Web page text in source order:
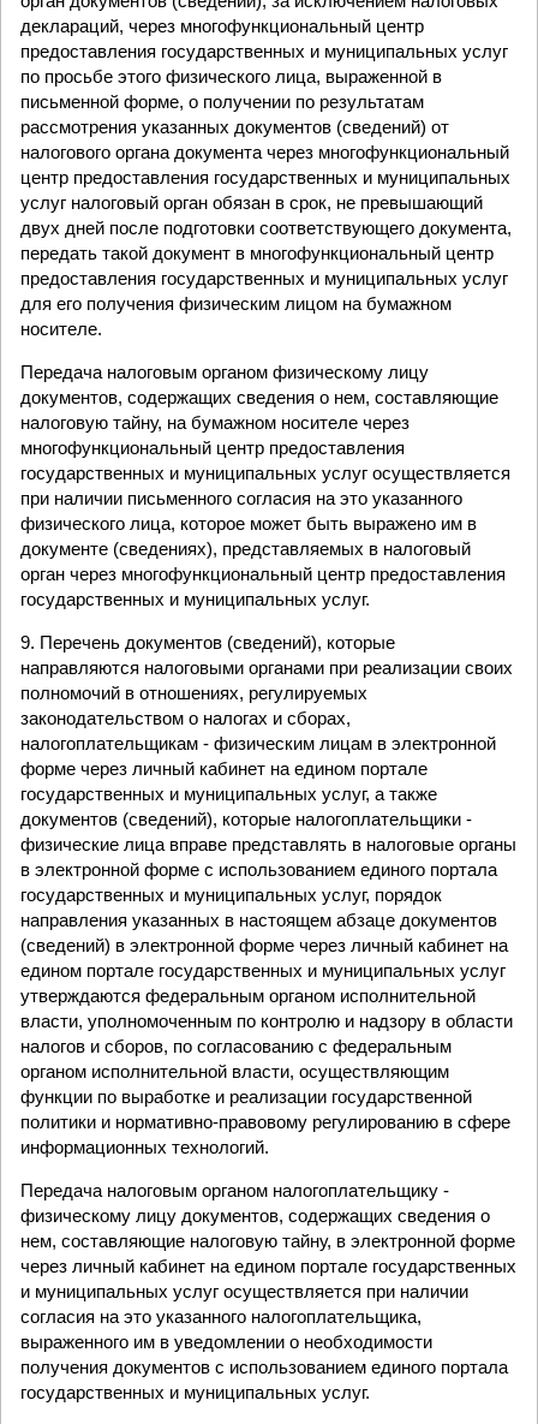
деклараций, через многофункциональный центр
предоставления государственных и муниципальных услуг
по просьбе этого физического лица, выраженной в
письменной форме, о получении по результатам
рассмотрения указанных документов (сведений) от
налогового органа документа через многофункциональный
центр предоставления государственных и муниципальных
услуг налоговый орган обязан в срок, не превышающий
двух дней после подготовки соответствующего документа,
передать такой документ в многофункциональный центр
предоставления государственных и муниципальных услуг
для его получения физическим лицом на бумажном
носителе.
Передача налоговым органом физическому лицу
документов, содержащих сведения о нем, составляющие
налоговую тайну, на бумажном носителе через
многофункциональный центр предоставления
государственных и муниципальных услуг осуществляется
при наличии письменного согласия на это указанного
физического лица, которое может быть выражено им в
документе (сведениях), представляемых в налоговый
орган через многофункциональный центр предоставления
государственных и муниципальных услуг.
9. Перечень документов (сведений), которые
направляются налоговыми органами при реализации своих
полномочий в отношениях, регулируемых
законодательством о налогах и сборах,
налогоплательщикам - физическим лицам в электронной
форме через личный кабинет на едином портале
государственных и муниципальных услуг, а также
документов (сведений), которые налогоплательщики -
физические лица вправе представлять в налоговые органы
в электронной форме с использованием единого портала
государственных и муниципальных услуг, порядок
направления указанных в настоящем абзаце документов
(сведений) в электронной форме через личный кабинет на
едином портале государственных и муниципальных услуг
утверждаются федеральным органом исполнительной
власти, уполномоченным по контролю и надзору в области
налогов и сборов, по согласованию с федеральным
органом исполнительной власти, осуществляющим
функции по выработке и реализации государственной
политики и нормативно-правовому регулированию в сфере
информационных технологий.
Передача налоговым органом налогоплательщику -
физическому лицу документов, содержащих сведения о
нем, составляющие налоговую тайну, в электронной форме
через личный кабинет на едином портале государственных
и муниципальных услуг осуществляется при наличии
согласия на это указанного налогоплательщика,
выраженного им в уведомлении о необходимости
получения документов с использованием единого портала
государственных и муниципальных услуг.